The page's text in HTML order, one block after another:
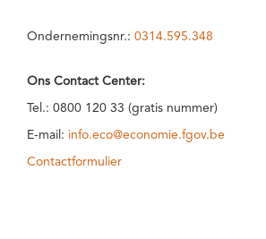
Ondernemingsnr.: 0314.595.348
Ons Contact Center:
Tel.: 0800 120 33 (gratis nummer)
E-mail: info.eco@economie.fgov.be
Contactformulier